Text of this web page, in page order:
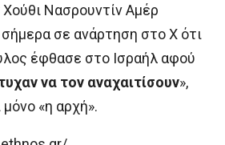
Νασρουντίν Αμέρ
σε ανάρτηση στο Χ ότι
έφθασε στο Ισραήλ αφού
να τον αναχαιτίσουν»,
μόνο «η αρχή».